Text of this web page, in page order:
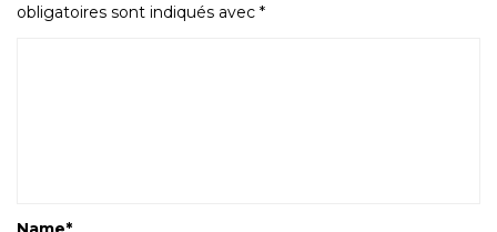
obligatoires sont indiqués avec *